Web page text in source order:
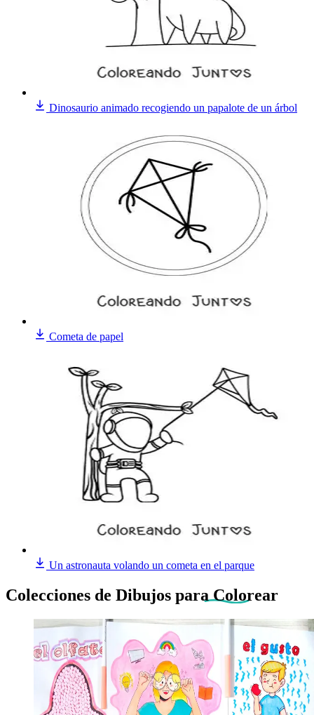
Dinosaurio animado recogiendo un papalote de un árbol
Cometa de papel
Un astronauta volando un cometa en el parque
Colecciones de Dibujos para Colorear